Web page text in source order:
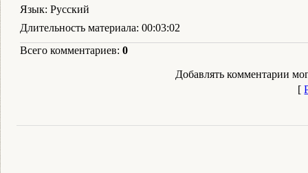
Язык: Русский
Длительность материала: 00:03:02
Всего комментариев: 0
Добавлять комментарии
[